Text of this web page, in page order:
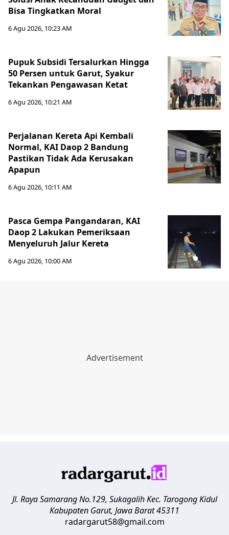
Bisa Tingkatkan Moral
6 Agu 2026, 10:23 AM
Pupuk Subsidi Tersalurkan Hingga
50 Persen untuk Garut, Syakur
Tekankan Pengawasan Ketat
6 Agu 2026, 10:21 AM
Perjalanan Kereta Api Kembali
Normal, KAI Daop 2 Bandung
Pastikan Tidak Ada Kerusakan
Apapun
6 Agu 2026, 10:11 AM
Pasca Gempa Pangandaran, KAI
Daop 2 Lakukan Pemeriksaan
Menyeluruh Jalur Kereta
6 Agu 2026, 10:00 AM
Jl. Raya Samarang No.129, Sukagalih Kec. Tarogong Kidul
Kabupaten Garut, Jawa Barat45311
radargarut58@gmail.com